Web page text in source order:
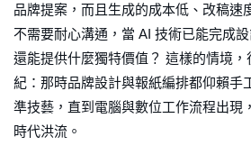
品牌提案，而且生成的成本低、改稿速
不需要耐心溝通，當 AI 技術已能完成
還能提供什麼獨特價值？ 這樣的情境
紀：那時品牌設計與報紙編排都仰賴手
準技藝，直到電腦與數位工作流程出現
時代洪流。